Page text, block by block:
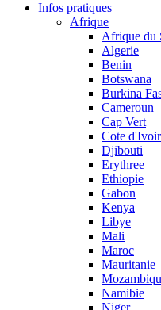
Infos pratiques
Afrique
Afrique du
Algerie
Benin
Botswana
Burkina
Cameroun
Cap Vert
Cote
Djibouti
Erythree
Ethiopie
Gabon
Kenya
Libye
Mali
Maroc
Mauritanie
Namibie
Niger